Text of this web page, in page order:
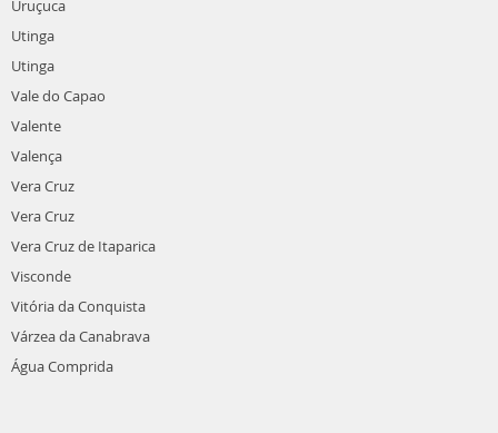
Uruçuca
Utinga
Utinga
Vale do Capao
Valente
Valença
Vera Cruz
Vera Cruz
Vera Cruz de Itaparica
Visconde
Vitória da Conquista
Várzea da Canabrava
Água Comprida